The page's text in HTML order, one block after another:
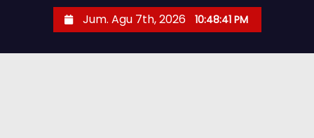
Jum. Agu 7th, 2026 10:48:42 PM